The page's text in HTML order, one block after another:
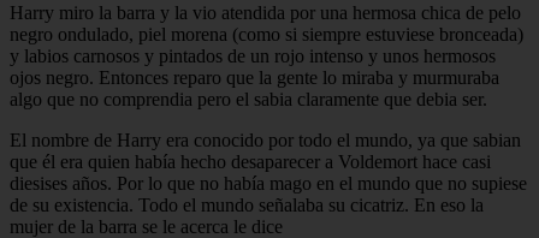
Harry miro la barra y la vio atendida por una hermosa chica de pelo
negro ondulado, piel morena (como si siempre estuviese bronceada)
y labios carnosos y pintados de un rojo intenso y unos hermosos
ojos negro. Entonces reparo que la gente lo miraba y murmuraba
algo que no comprendia pero el sabia claramente que debia ser.
El nombre de Harry era conocido por todo el mundo, ya que sabian
que él era quien había hecho desaparecer a Voldemort hace casi
diesises años. Por lo que no había mago en el mundo que no supiese
de su existencia. Todo el mundo señalaba su cicatriz. En eso la
mujer de la barra se le acerca le dice